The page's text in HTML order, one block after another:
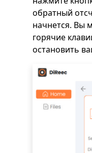
обратный
начнется. Вы
горячие
остановить